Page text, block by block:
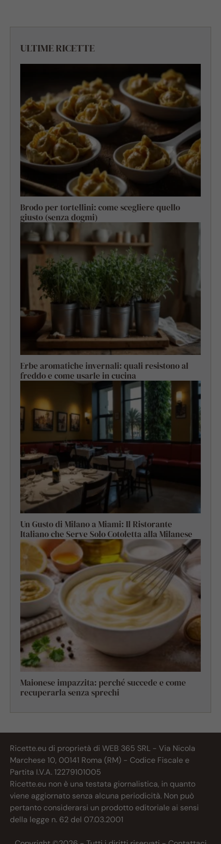
ULTIME RICETTE
Brodo per tortellini: come scegliere quello
giusto (senza dogmi)
Erbe aromatiche invernali: quali resistono al
freddo e come usarle in cucina
Un Gusto di Milano a Miami: Il Ristorante
Italiano che Serve Solo Cotoletta alla Milanese
Maionese impazzita: perché succede e come
recuperarla senza sprechi
Ricette.eu di proprietà di WEB 365 SRL - Via Nicola
Marchese 10, 00141 Roma (RM) - Codice Fiscale e
Partita I.V.A. 12279101005
Ricette.eu non è una testata giornalistica, in quanto
viene aggiornato senza alcuna periodicità. Non può
pertanto considerarsi un prodotto editoriale ai sensi
della legge n. 62 del 07.03.2001